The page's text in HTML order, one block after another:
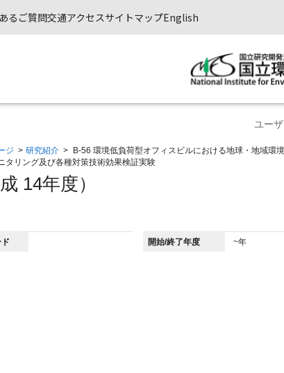
るご質問交通アクセスサイトマップEnglish
ユー
ジ > 研究紹介 >
B-56 環境低負荷型オフィスビルにおける地球・地域環
タリング及び各種対策技術効果検証実験
成 14年度）
開始/終了年度 ~年